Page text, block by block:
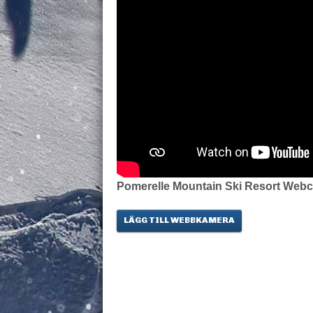
Pomerelle Mountain Ski Resort
LÄGG TILL WEBBKAMERA